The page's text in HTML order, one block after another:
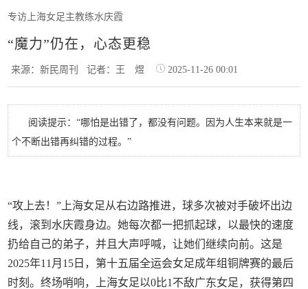
专访上海女足主教练水庆霞
“魔力”仍在，心态更稳
来源：新民周刊记者：王 煜 2025-11-26 00:01
阅读提示：“哪怕是出错了，都没有问题。因为人生本来就是一
个不断出错再纠错的过程。”
“攻上去！”上海女足从右边路推进，球多次被对手破坏出边
线，滚到水庆霞身边。她每次都一把抓起球，以最快的速度
扔给自己的弟子，并且大声呼喊，让她们继续向前。这是
2025年11月15日，第十五届全运会女足成年组铜牌赛的最后
时刻。终场哨响，上海女足以0比1不敌广东女足，获得第四